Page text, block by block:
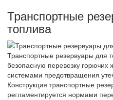
Транспортные
топлива
Транспортные резервуары для
безопасную перевозку горючих
системами предотвращения
Конструкция транспортные
регламентируется нормами